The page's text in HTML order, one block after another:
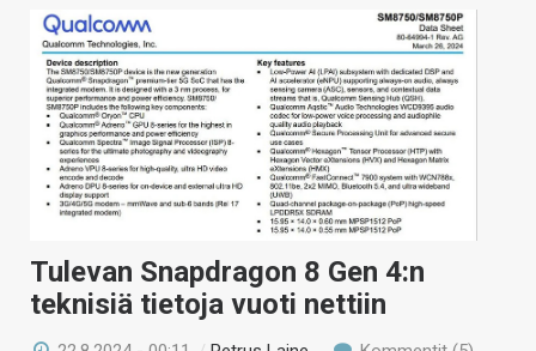
Tulevan Snapdragon 8 Gen 4:n
teknisiä tietoja vuoti nettiin